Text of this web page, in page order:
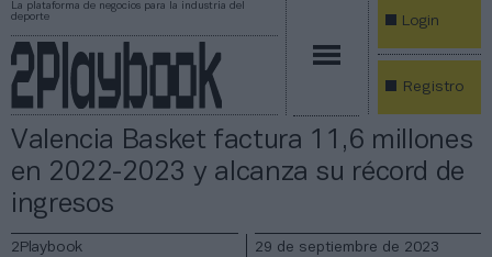
La plataforma de negocios para la industria del
deporte
Login
Registro
Valencia Basket factura 11,6 millones
en 2022-2023 y alcanza su récord de
ingresos
2Playbook 29 de septiembre de 2023